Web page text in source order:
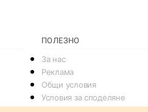
ПОЛЕЗНО
За нас
Реклама
Общи условия
Условия за споделяне
Политика за поверителснот